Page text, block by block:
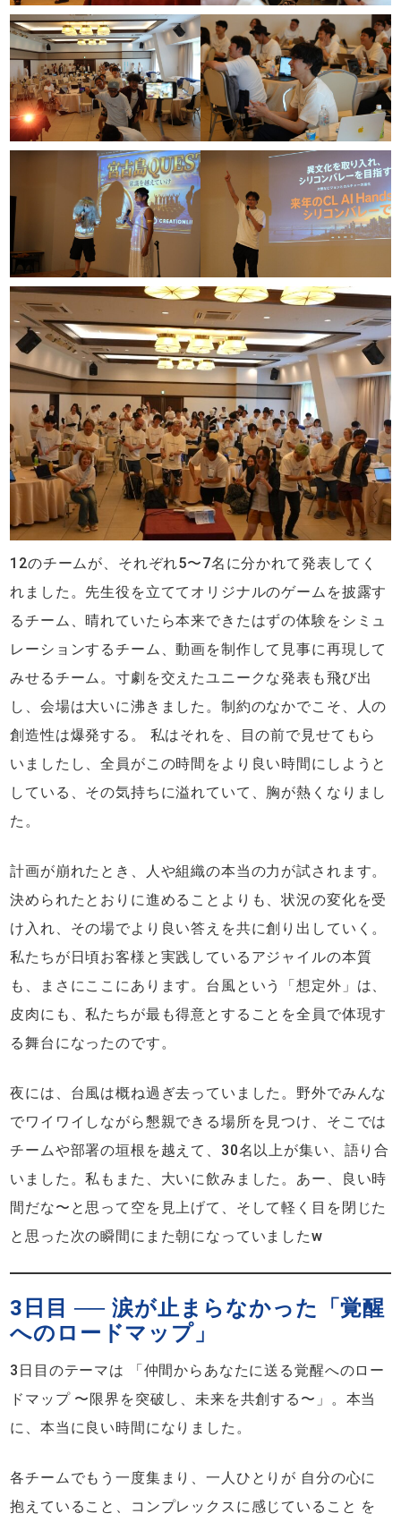
12のチームが、それぞれ5〜7名に分かれて発表してく
れました。先生役を立ててオリジナルのゲームを披露す
るチーム、晴れていたら本来できたはずの体験をシミュ
レーションするチーム、動画を制作して見事に再現して
みせるチーム。寸劇を交えたユニークな発表も飛び出
し、会場は大いに沸きました。制約のなかでこそ、人の
創造性は爆発する。 私はそれを、目の前で見せてもら
いましたし、全員がこの時間をより良い時間にしようと
している、その気持ちに溢れていて、胸が熱くなりまし
た。
計画が崩れたとき、人や組織の本当の力が試されます。
決められたとおりに進めることよりも、状況の変化を受
け入れ、その場でより良い答えを共に創り出していく。
私たちが日頃お客様と実践しているアジャイルの本質
も、まさにここにあります。台風という「想定外」は、
皮肉にも、私たちが最も得意とすることを全員で体現す
る舞台になったのです。
夜には、台風は概ね過ぎ去っていました。野外でみんな
でワイワイしながら懇親できる場所を見つけ、そこでは
チームや部署の垣根を越えて、30名以上が集い、語り合
いました。私もまた、大いに飲みました。あー、良い時
間だな〜と思って空を見上げて、そして軽く目を閉じた
と思った次の瞬間にまた朝になっていましたw
3日目 ── 涙が止まらなかった「覚醒
へのロードマップ」
3日目のテーマは 「仲間からあなたに送る覚醒へのロー
ドマップ 〜限界を突破し、未来を共創する〜」。本当
に、本当に良い時間になりました。
各チームでもう一度集まり、一人ひとりが 自分の心に
抱えていること、コンプレックスに感じていること を